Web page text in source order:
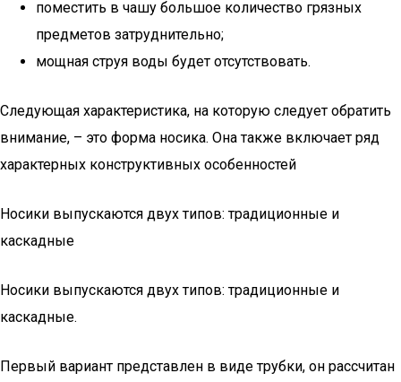
поместить в чашу большое количество грязных
предметов затруднительно;
мощная струя воды будет отсутствовать.
Следующая характеристика, на которую следует обратить
внимание, – это форма носика. Она также включает ряд
характерных конструктивных особенностей
Носики выпускаются двух типов: традиционные и
каскадные
Носики выпускаются двух типов: традиционные и
каскадные.
Первый вариант представлен в виде трубки, он рассчитан